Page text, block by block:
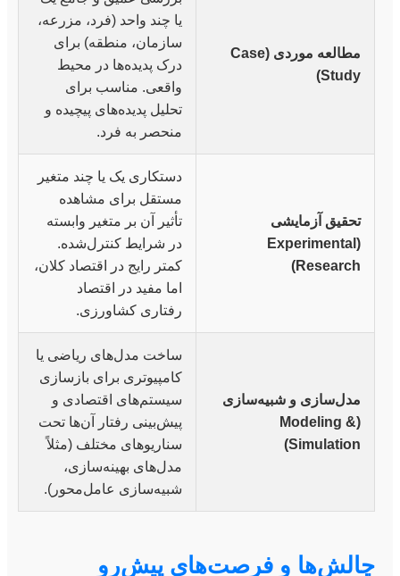
مطالعه موردی (Case
Study)
یا چند واحد (فرد، مزرعه،
سازمان، منطقه) برای
درک پدیده‌ها در محیط
واقعی. مناسب برای
تحلیل پدیده‌های پیچیده و
منحصر به فرد.
تحقیق آزمایشی
(Experimental
Research)
دستکاری یک یا چند متغیر
مستقل برای مشاهده
تأثیر آن بر متغیر وابسته
در شرایط کنترل‌شده.
کمتر رایج در اقتصاد کلان،
اما مفید در اقتصاد
رفتاری کشاورزی.
مدل‌سازی و شبیه‌سازی
(Modeling &
Simulation)
ساخت مدل‌های ریاضی یا
کامپیوتری برای بازسازی
سیستم‌های اقتصادی و
پیش‌بینی رفتار آن‌ها تحت
سناریوهای مختلف (مثلاً
مدل‌های بهینه‌سازی،
شبیه‌سازی عامل‌محور).
چالش‌ها و فرصت‌های پیش‌رو